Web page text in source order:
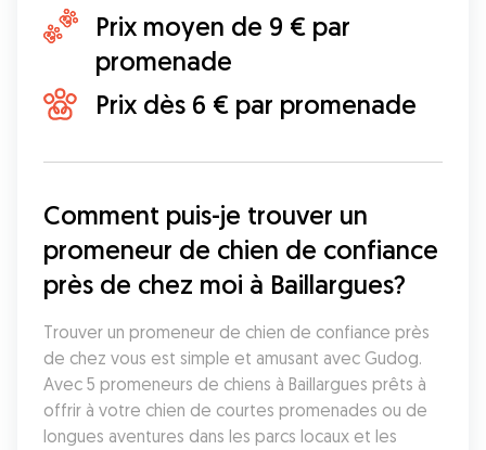
Prix moyen de 9 € par
promenade
Prix dès 6 € par promenade
Comment puis-je trouver un
promeneur de chien de confiance
près de chez moi à Baillargues?
Trouver un promeneur de chien de confiance près
de chez vous est simple et amusant avec Gudog.
Avec 5 promeneurs de chiens à Baillargues prêts à
offrir à votre chien de courtes promenades ou de
longues aventures dans les parcs locaux et les